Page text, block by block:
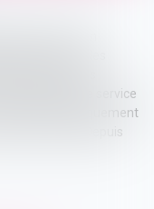
en
des familles
la gestion des
demande, le service
automatiquement
séparés. Depuis